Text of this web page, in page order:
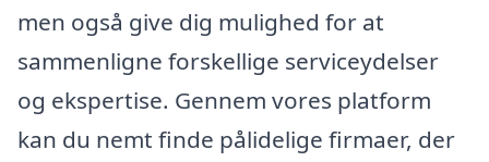
men også give dig mulighed for at
sammenligne forskellige serviceydelser
og ekspertise. Gennem vores platform
kan du nemt finde pålidelige firmaer, der